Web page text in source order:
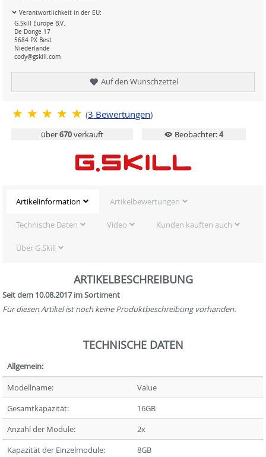
Verantwortlichkeit in der EU:
G.Skill Europe B.V.
De Donge 17
5684 PX Best
Niederlande
cody@gskill.com
Auf den Wunschzettel
(3 Bewertungen)
über670verkauft Beobachter:4
Artikelinformation Artikelbewertungen
Technische Daten Video Kunden kauften auch
Über G.Skill
ARTIKELBESCHREIBUNG
Seit dem 10.08.2017 im Sortiment
Für diesen Artikel ist noch keine Produktbeschreibung vorhanden.
TECHNISCHE DATEN
Allgemein:
Modellname:
Value
Gesamtkapazität:
16GB
Anzahl der Module:
2x
Kapazität der Einzelmodule:
8GB